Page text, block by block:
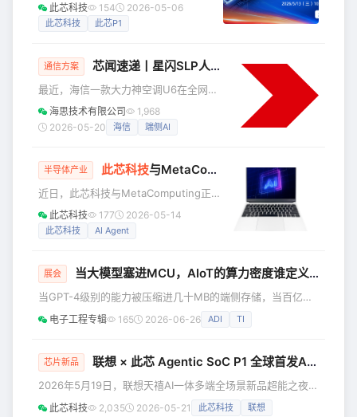
机器人，终端设备的智能升级离不开核
将于5月13日上午10:00-11:30举办“此芯
子和AI NAS解决方案”主题线上研讨会，
聚焦业界领先的Armv9架构通用智能处
理器此芯P1，从芯片技术、部署方案到
此芯科技 154 2026-05-06
此芯科技 此芯P1
通信方案 芯闻速递丨星闪SLP人感：给轻智能终端装上“感知超能力”
最近，海信一款大力神空调U6在全网引
起热议。 极简设计的外表下，明明没有
一双眼睛（摄像头），却能精准感知人
秘密就藏在背后的“星闪SLP”这项创新技
粉丝们深度解读星闪SLP人感技术的奥
妙！ SLP是星闪技术系列标准之一，P是
Positioning的缩写，星闪SLP专为打造
海思技术有限公司
1,968
2026-05-20
海信 端侧AI
半导体产业 此芯科技与MetaComputing达成战略合作，共推Agentic Compute高性能智能体计算产品
近日，此芯科技与MetaComputing正式
宣布达成战略合作。双方将围绕模块
化、高性能智能体计算领域展开深度协
Agentic Compute的技术创新与生态落
的开发计算平台 此次战略合作，源于双
方推动开源、模块化Arm计算产业发展
CPU芯片设计领域
此芯科技 177 2026-05-14
此芯科技 AI Agent
展会 当大模型塞进MCU，AIoT的算力密度谁定义？
当GPT-4级别的能力被压缩进几十MB的端侧存储，当百亿参
数大模型在Cortex-M系列MCU上实现实时推理，当TinyML
的是"算力密度"的军备竞赛。联发科把端侧智能体能力做成可
实时控制灵巧手，芯片厂商正在重新
电子工程专辑 165 2026-06-26 ADI TI
芯片新品 联想 × 此芯 Agentic SoC P1 全球首发AI主机，高算力+超便携，树立 Agentic Compute 行业新标杆
2026年5月19日，联想天禧AI一体多端全场景新品超能之夜在
北京举办，全球首发两款基于此芯Agentic SoC P1打造的高
此芯科技 2,035 2026-05-21 此芯科技 联想